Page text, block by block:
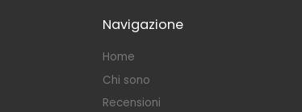
Navigazione
Home
Chi sono
Recensioni